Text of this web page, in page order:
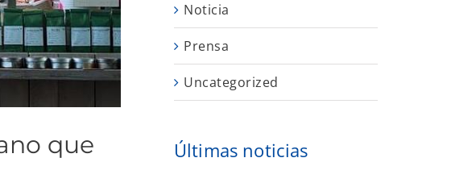
que
Noticia
Prensa
Uncategorized
Últimas noticias